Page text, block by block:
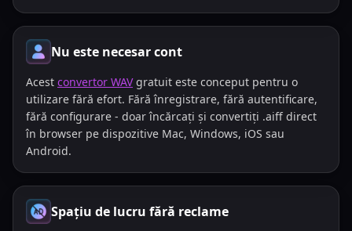
Nu este necesar cont
Acest convertor WAVgratuit este conceput pentru o
utilizare fără efort. Fără înregistrare, fără autentificare,
fără configurare - doar încărcați și convertiți .aiff direct
în browser pe dispozitive Mac, Windows, iOS sau
Android.
Spațiu de lucru fără reclame